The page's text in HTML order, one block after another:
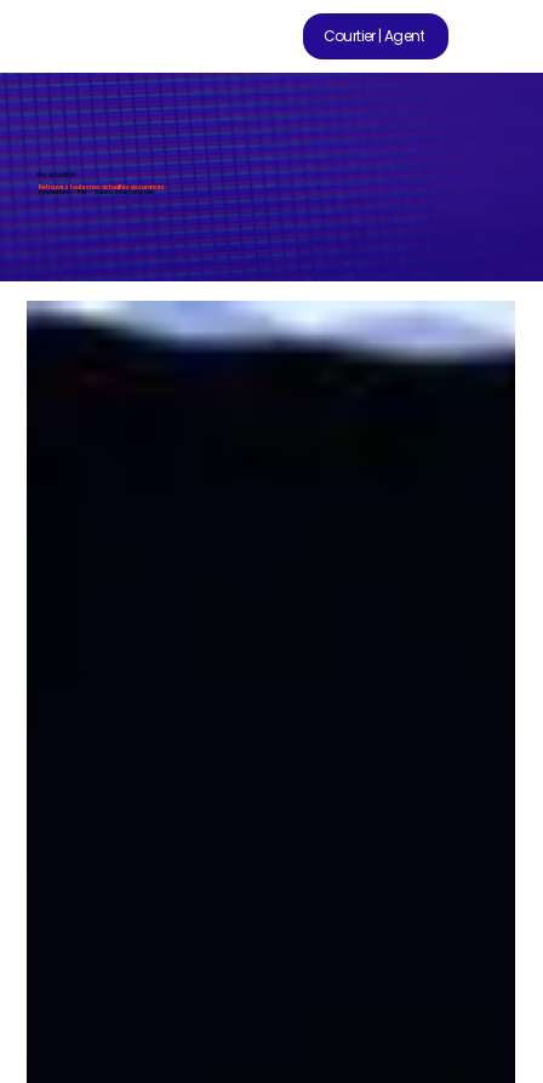
Courtier | Agent
Nos actualités
Retrouvez toutes nos actualités assurances :
Innovations - Prix - Salon - Internationale